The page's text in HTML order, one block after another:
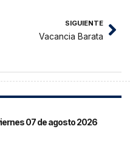
SIGUIENTE
Vacancia Barata
07 de agosto 2026